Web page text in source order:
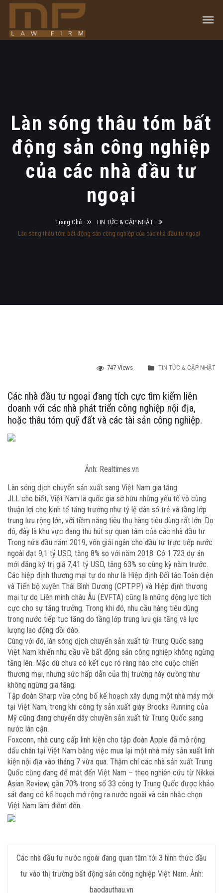
Làn sóng thâu tóm bất
động sản công nghiệp
của các nhà đầu tư
ngoại
Trang Chủ
TIN TỨC & CẬP NHẬT
Làn sóng thâu tóm bất động sản công nghiệp của các nhà đầu tư ngoại
747 Views TIN TỨC & CẬP NHẬT
Các nhà đầu tư ngoại đang tích cực tìm kiếm liên
doanh với các nhà phát triển công nghiệp nội địa,
hoặc thâu tóm quỹ đất và các tài sản công nghiệp.
Ảnh: Realtimes.vn
Làn sóng dịch chuyển sản xuất sang Việt Nam gia tăng
JLL cho biết, Việt Nam là quốc gia sở hữu những yếu tố vô cùng
thuận lợi cho kinh tế tăng trưởng như tỷ lệ dân số trẻ và tầng lớp
trung lưu rộng lớn, với tiềm năng tiêu thụ hàng tiêu dùng rất lớn. Do
đó, đây là khu vực đang thu hút sự quan tâm của các nhà đầu tư.
Trong nửa đầu năm 2019, vốn giải ngân cho đầu tư trực tiếp nước
ngoài đạt 9,1 tỷ USD, tăng 8% so với năm 2018. Có 1.723 dự án
mới đăng ký trị giá 7,41 tỷ USD, tăng 63% so cùng kỳ năm trước.
Các hiệp định thương mại tự do như là Hiệp định Đối tác Toàn diện
và Tiến bộ xuyên Thái Bình Dương (CPTPP) và Hiệp định thương
mại tự do Liên minh châu Âu (EVFTA) cũng là những động lực tích
cực cho sự tăng trưởng. Trong khi đó, nhu cầu hàng tiêu dùng
trong nước tiếp tục tăng do tầng lớp trung lưu gia tăng và lực
lượng lao động dồi dào.
Cùng với đó, làn sóng dịch chuyển sản xuất từ Trung Quốc sang
Việt Nam khiến nhu cầu về bất động sản công nghiệp không ngừng
tăng lên. Mặc dù chưa có kết cục rõ ràng nào cho cuộc chiến
thương mại, nhưng sức hấp dẫn của thị trường này dường như
không ngừng gia tăng.
Tập đoàn Sharp vừa công bố kế hoạch xây dựng một nhà máy mới
tại Việt Nam, trong khi công ty sản xuất giày Brooks Running của
Mỹ cũng đang chuyển dây chuyền sản xuất từ Trung Quốc sang
nước lân cận.
Foxconn, nhà cung cấp linh kiện cho tập đoàn Apple đã mở rộng
dấu chân tại Việt Nam bằng việc mua lại một nhà máy sản xuất linh
kiện nội địa vào tháng 7 vừa qua. Thậm chí các nhà sản xuất Trung
Quốc cũng đang để mắt đến Việt Nam – theo nghiên cứu từ Nikkei
Asian Review, gần 70% trong số 33 công ty Trung Quốc được khảo
sát đang có kế hoạch mở rộng ra nước ngoài và cân nhắc chọn
Việt Nam làm điểm đến.
Các nhà đầu tư nước ngoài đang quan tâm tới 3 hình thức đầu
tư vào thị trường bất động sản công nghiệp Việt Nam. Ảnh:
baodauthau.vn